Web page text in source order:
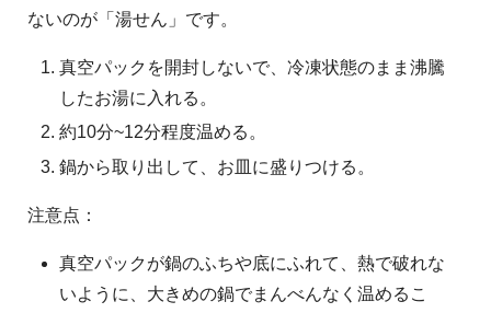
ないのが「湯せん」です。
真空パックを開封しないで、冷凍状態のまま沸騰
したお湯に入れる。
約10分~12分程度温める。
鍋から取り出して、お皿に盛りつける。
注意点：
真空パックが鍋のふちや底にふれて、熱で破れな
いように、大きめの鍋でまんべんなく温めるこ